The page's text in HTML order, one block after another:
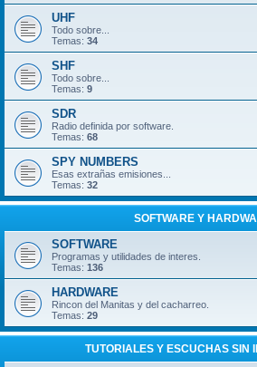
UHF
Todo sobre...
Temas: 34
SHF
Todo sobre...
Temas: 9
SDR
Radio definida por software.
Temas: 68
SPY NUMBERS
Esas extrañas emisiones...
Temas: 32
SOFTWARE Y
SOFTWARE
Programas y utilidades de interes.
Temas: 136
HARDWARE
Rincon del Manitas y del cacharreo.
Temas: 29
TUTORIALES Y ESCUCHAS SIN